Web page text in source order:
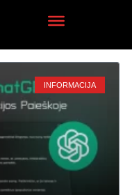
INFORMACIJA